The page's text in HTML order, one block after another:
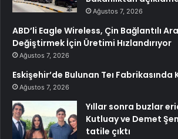
Ağustos 7, 2026
ABD’li Eagle Wireless, Çin Bağlantılı
Değiştirmek İçin Üretimi Hızlandırıyor
Ağustos 7, 2026
Eskişehir’de Bulunan Teı Fabrikasında
Ağustos 7, 2026
Yıllar sonra buzlar
Kutluay ve Demet
tatile çıktı